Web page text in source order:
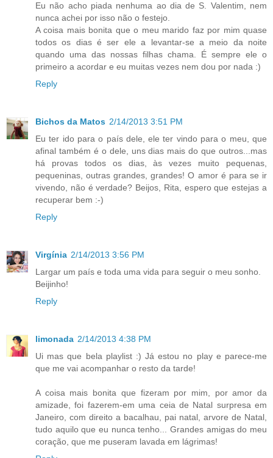
Eu não acho piada nenhuma ao dia de S. Valentim, nem
nunca achei por isso não o festejo.
A coisa mais bonita que o meu marido faz por mim quase
todos os dias é ser ele a levantar-se a meio da noite
quando uma das nossas filhas chama. É sempre ele o
primeiro a acordar e eu muitas vezes nem dou por nada :)
Reply
Bichos da Matos 2/14/2013 3:51 PM
Eu ter ido para o país dele, ele ter vindo para o meu, que
afinal também é o dele, uns dias mais do que outros...mas
há provas todos os dias, às vezes muito pequenas,
pequeninas, outras grandes, grandes! O amor é para se ir
vivendo, não é verdade? Beijos, Rita, espero que estejas a
recuperar bem :-)
Reply
Virgínia 2/14/2013 3:56 PM
Largar um país e toda uma vida para seguir o meu sonho.
Beijinho!
Reply
limonada 2/14/2013 4:38 PM
Ui mas que bela playlist :) Já estou no play e parece-me
que me vai acompanhar o resto da tarde!
A coisa mais bonita que fizeram por mim, por amor da
amizade, foi fazerem-em uma ceia de Natal surpresa em
Janeiro, com direito a bacalhau, pai natal, arvore de Natal,
tudo aquilo que eu nunca tenho... Grandes amigas do meu
coração, que me puseram lavada em lágrimas!